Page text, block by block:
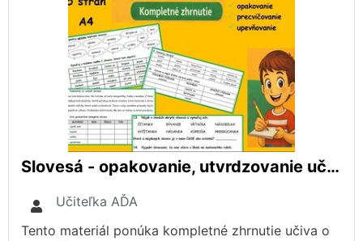
Slovesá - opakovanie, utvrdzovanie učiva
Učiteľka AĎA
Tento materiál ponúka kompletné zhrnutie učiva o